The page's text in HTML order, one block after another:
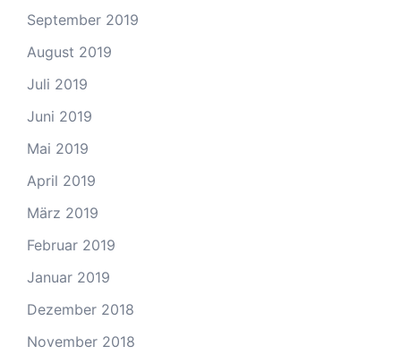
September 2019
August 2019
Juli 2019
Juni 2019
Mai 2019
April 2019
März 2019
Februar 2019
Januar 2019
Dezember 2018
November 2018